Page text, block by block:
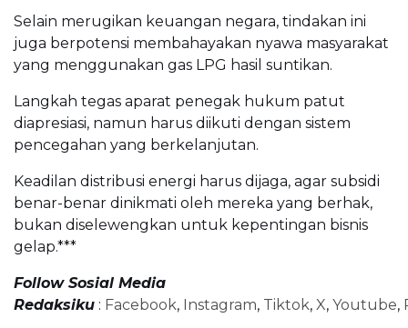
Selain merugikan keuangan negara, tindakan ini
juga berpotensi membahayakan nyawa masyarakat
yang menggunakan gas LPG hasil suntikan.
Langkah tegas aparat penegak hukum patut
diapresiasi, namun harus diikuti dengan sistem
pencegahan yang berkelanjutan.
Keadilan distribusi energi harus dijaga, agar subsidi
benar-benar dinikmati oleh mereka yang berhak,
bukan diselewengkan untuk kepentingan bisnis
gelap.***
Follow Sosial Media
Redaksiku : Facebook, Instagram, Tiktok, X, Youtube,